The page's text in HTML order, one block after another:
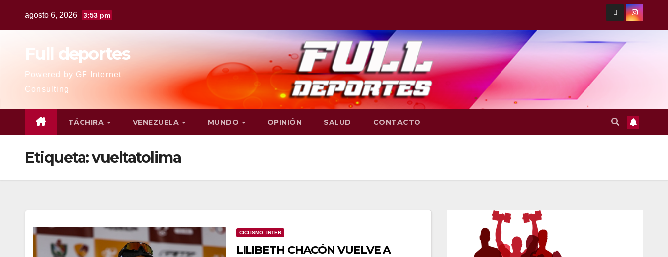
agosto 6, 2026 3:53 pm
Full deportes
Powered by GF Internet
Consulting
TÁCHIRA VENEZUELA MUNDO OPINIÓN SALUD CONTACTO
Etiqueta:vueltatolima
CICLISMO_INTER
LILIBETH CHACÓN VUELVE A